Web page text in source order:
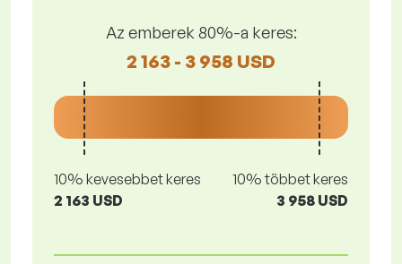
Az emberek 80%-a keres:
2 163 - 3 958 USD
10% kevesebbet keres
2 163 USD
10% többet keres
3 958 USD